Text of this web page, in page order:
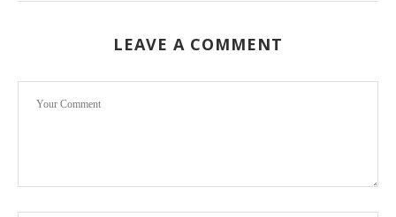
LEAVE A COMMENT